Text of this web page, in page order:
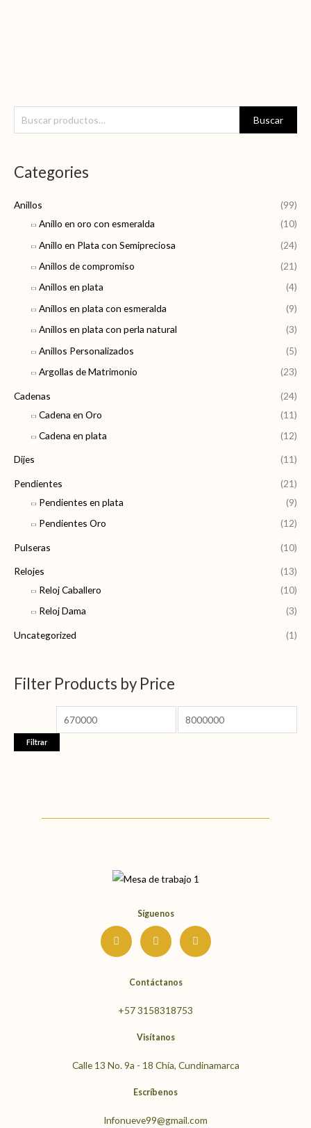
u
c
r
Buscar
Categories
Anillos
(99)
Anillo en oro con esmeralda
(10)
Anillo en Plata con Semipreciosa
(24)
Anillos de compromiso
(21)
Anillos en plata
(4)
Anillos en plata con esmeralda
(9)
Anillos en plata con perla natural
(3)
Anillos Personalizados
(5)
Argollas de Matrimonio
(23)
Cadenas
(24)
Cadena en Oro
(11)
Cadena en plata
(12)
Dijes (11)
Pendientes
(21)
Pendientes en plata
(9)
Pendientes Oro
(12)
Pulseras (10)
Relojes
(13)
Reloj Caballero
(10)
Reloj Dama
(3)
Uncategorized (1)
Filter Products by Price
r
c
í
n
i
m
o
r
Filtrar
Síguenos
I
s
t
m
F
c
e
o
Y
u
t
Contáctanos
+57 3158318753
Visítanos
Calle 13 No. 9a - 18 Chía, Cundinamarca
Escríbenos
Infonueve99@gmail.com